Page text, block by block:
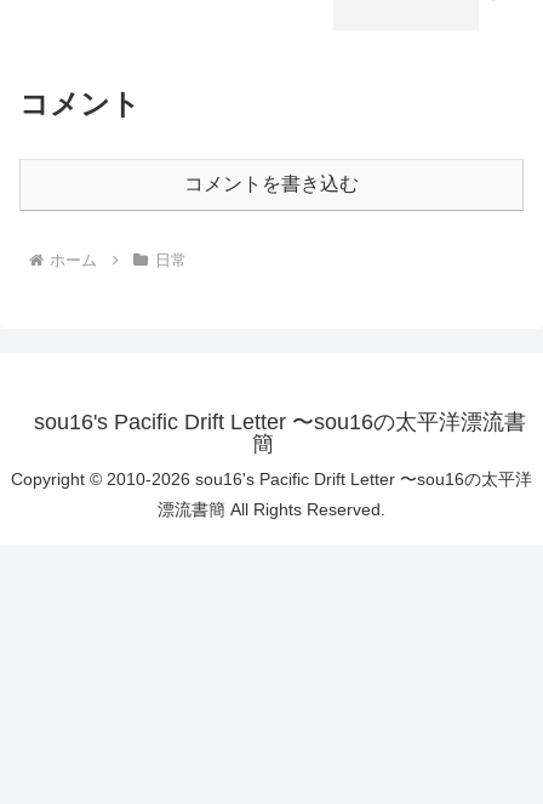
コメント
コメントを書き込む
ホーム 日常
sou16's Pacific Drift Letter 〜sou16の太平洋漂流書
簡
Copyright © 2010-2026 sou16's Pacific Drift Letter 〜sou16の太平洋
漂流書簡 All Rights Reserved.